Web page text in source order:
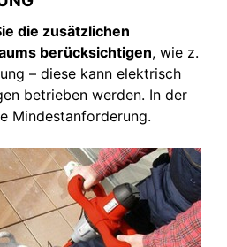
die zusätzlichen
berücksichtigen, wie z.
– diese kann elektrisch
betrieben werden. In der
Mindestanforderung.